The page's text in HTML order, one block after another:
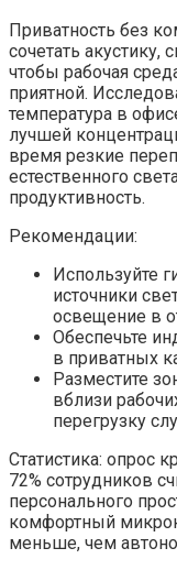
Приватность без
сочетать акустику,
чтобы рабочая
приятной.
температура в
лучшей
время резкие
естественного
продуктивность.
Рекомендации:
Используйте
источники
освещение в
Обеспечьте
в приватных
Разместите
вблизи
перегрузку
Статистика: опрос
72% сотрудников
персонального
комфортный
меньше, чем